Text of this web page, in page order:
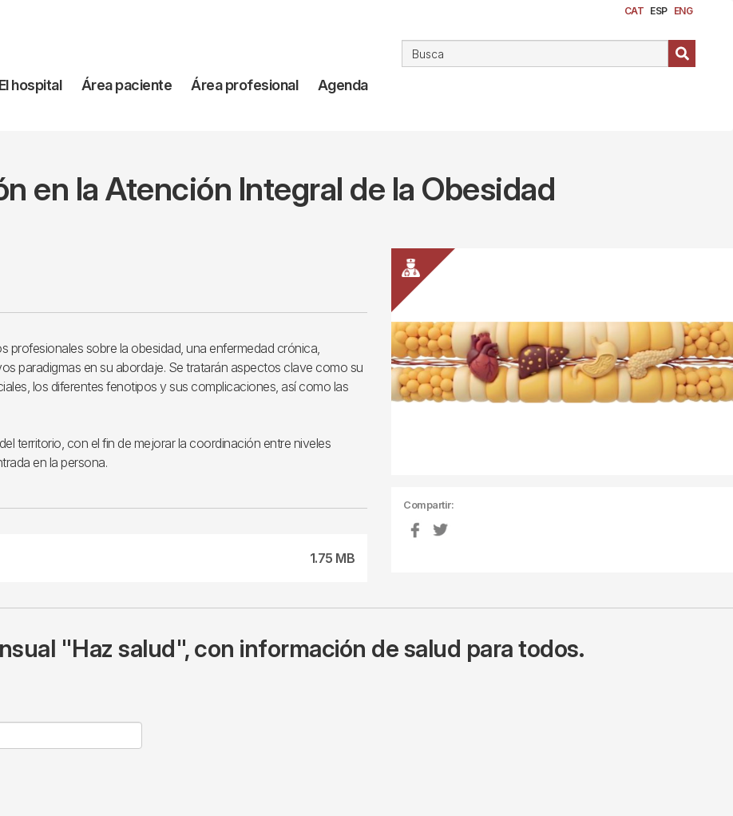
CAT ESP ENG
Navegación
El hospital Área paciente Área profesional Agenda
en la Atención Integral de la Obesidad
profesionales sobre la obesidad, una enfermedad crónica,
paradigmas en su abordaje. Se tratarán aspectos clave como su
los diferentes fenotipos y sus complicaciones, así como las
territorio, con el fin de mejorar la coordinación entre niveles
en la persona.
1.75 MB
Compartir:
"Haz salud", con información de salud para todos.